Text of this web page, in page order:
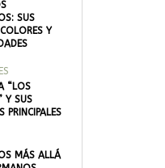
SUS
Y
“LOS
Y SUS
PRINCIPALES
MÁS ALLÁ